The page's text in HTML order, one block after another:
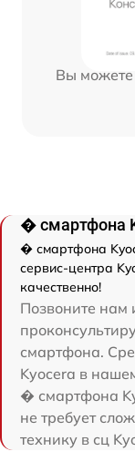
Вы можете
� смартфона
� смартфона
сервис-центра
качественно!
Позвоните нам
смартфона.
Kyocera в
� смартфона
не требует
технику в сц